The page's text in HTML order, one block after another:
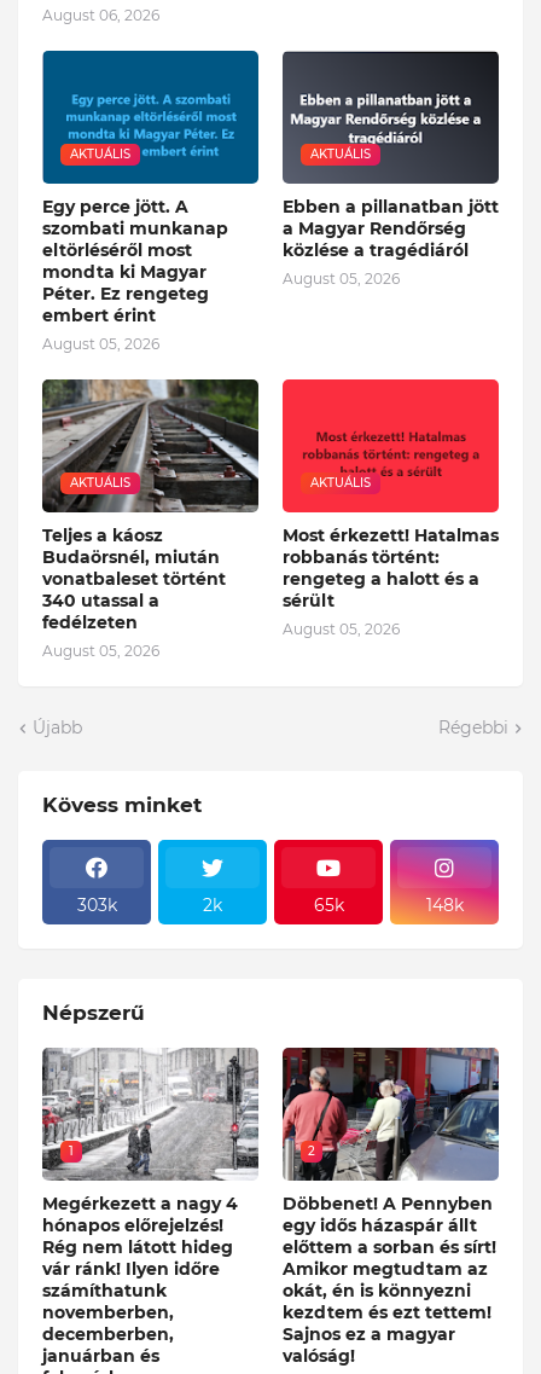
August 06, 2026
AKTUÁLIS
Egy perce jött. A
szombati munkanap
eltörléséről most
mondta ki Magyar
Péter. Ez rengeteg
embert érint
August 05, 2026
AKTUÁLIS
Ebben a pillanatban jött
a Magyar Rendőrség
közlése a tragédiáról
August 05, 2026
AKTUÁLIS
Teljes a káosz
Budaörsnél, miután
vonatbaleset történt
340 utassal a
fedélzeten
August 05, 2026
AKTUÁLIS
Most érkezett! Hatalmas
robbanás történt:
rengeteg a halott és a
sérült
August 05, 2026
Újabb Régebbi
Kövess minket
303k 2k 65k 148k
Népszerű
1
Megérkezett a nagy 4
hónapos előrejelzés!
Rég nem látott hideg
vár ránk! Ilyen időre
számíthatunk
novemberben,
decemberben,
januárban és
2
Döbbenet! A Pennyben
egy idős házaspár állt
előttem a sorban és sírt!
Amikor megtudtam az
okát, én is könnyezni
kezdtem és ezt tettem!
Sajnos ez a magyar
valóság!